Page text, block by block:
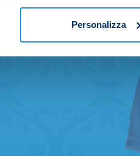
Personalizza